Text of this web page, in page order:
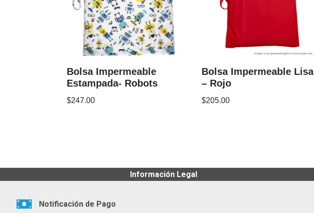
Bolsa Impermeable
Estampada- Robots
$247.00
Bolsa Impermeable Lisa
– Rojo
$205.00
Información Legal
Notificación de Pago